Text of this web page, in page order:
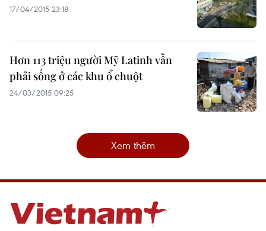
17/04/2015 23:18
Hơn 113 triệu người Mỹ Latinh vẫn
phải sống ở các khu ổ chuột
24/03/2015 09:25
Xem thêm